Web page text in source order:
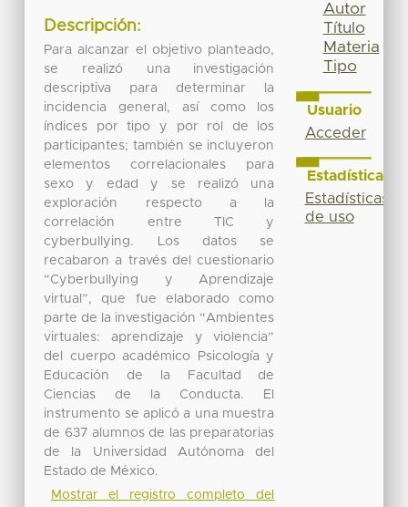
Descripción:
Para alcanzar el objetivo planteado,
se realizó una investigación
descriptiva para determinar la
incidencia general, así como los
índices por tipo y por rol de los
participantes; también se incluyeron
elementos correlacionales para
sexo y edad y se realizó una
exploración respecto a la
correlación entre TIC y
cyberbullying. Los datos se
recabaron a través del cuestionario
“Cyberbullying y Aprendizaje
virtual”, que fue elaborado como
parte de la investigación “Ambientes
virtuales: aprendizaje y violencia”
del cuerpo académico Psicología y
Educación de la Facultad de
Ciencias de la Conducta. El
instrumento se aplicó a una muestra
de 637 alumnos de las preparatorias
de la Universidad Autónoma del
Estado de México.
Mostrar el registro completo del
Autor
Título
Materia
Tipo
Usuario
Acceder
Estadísticas
Estadísticas
de uso